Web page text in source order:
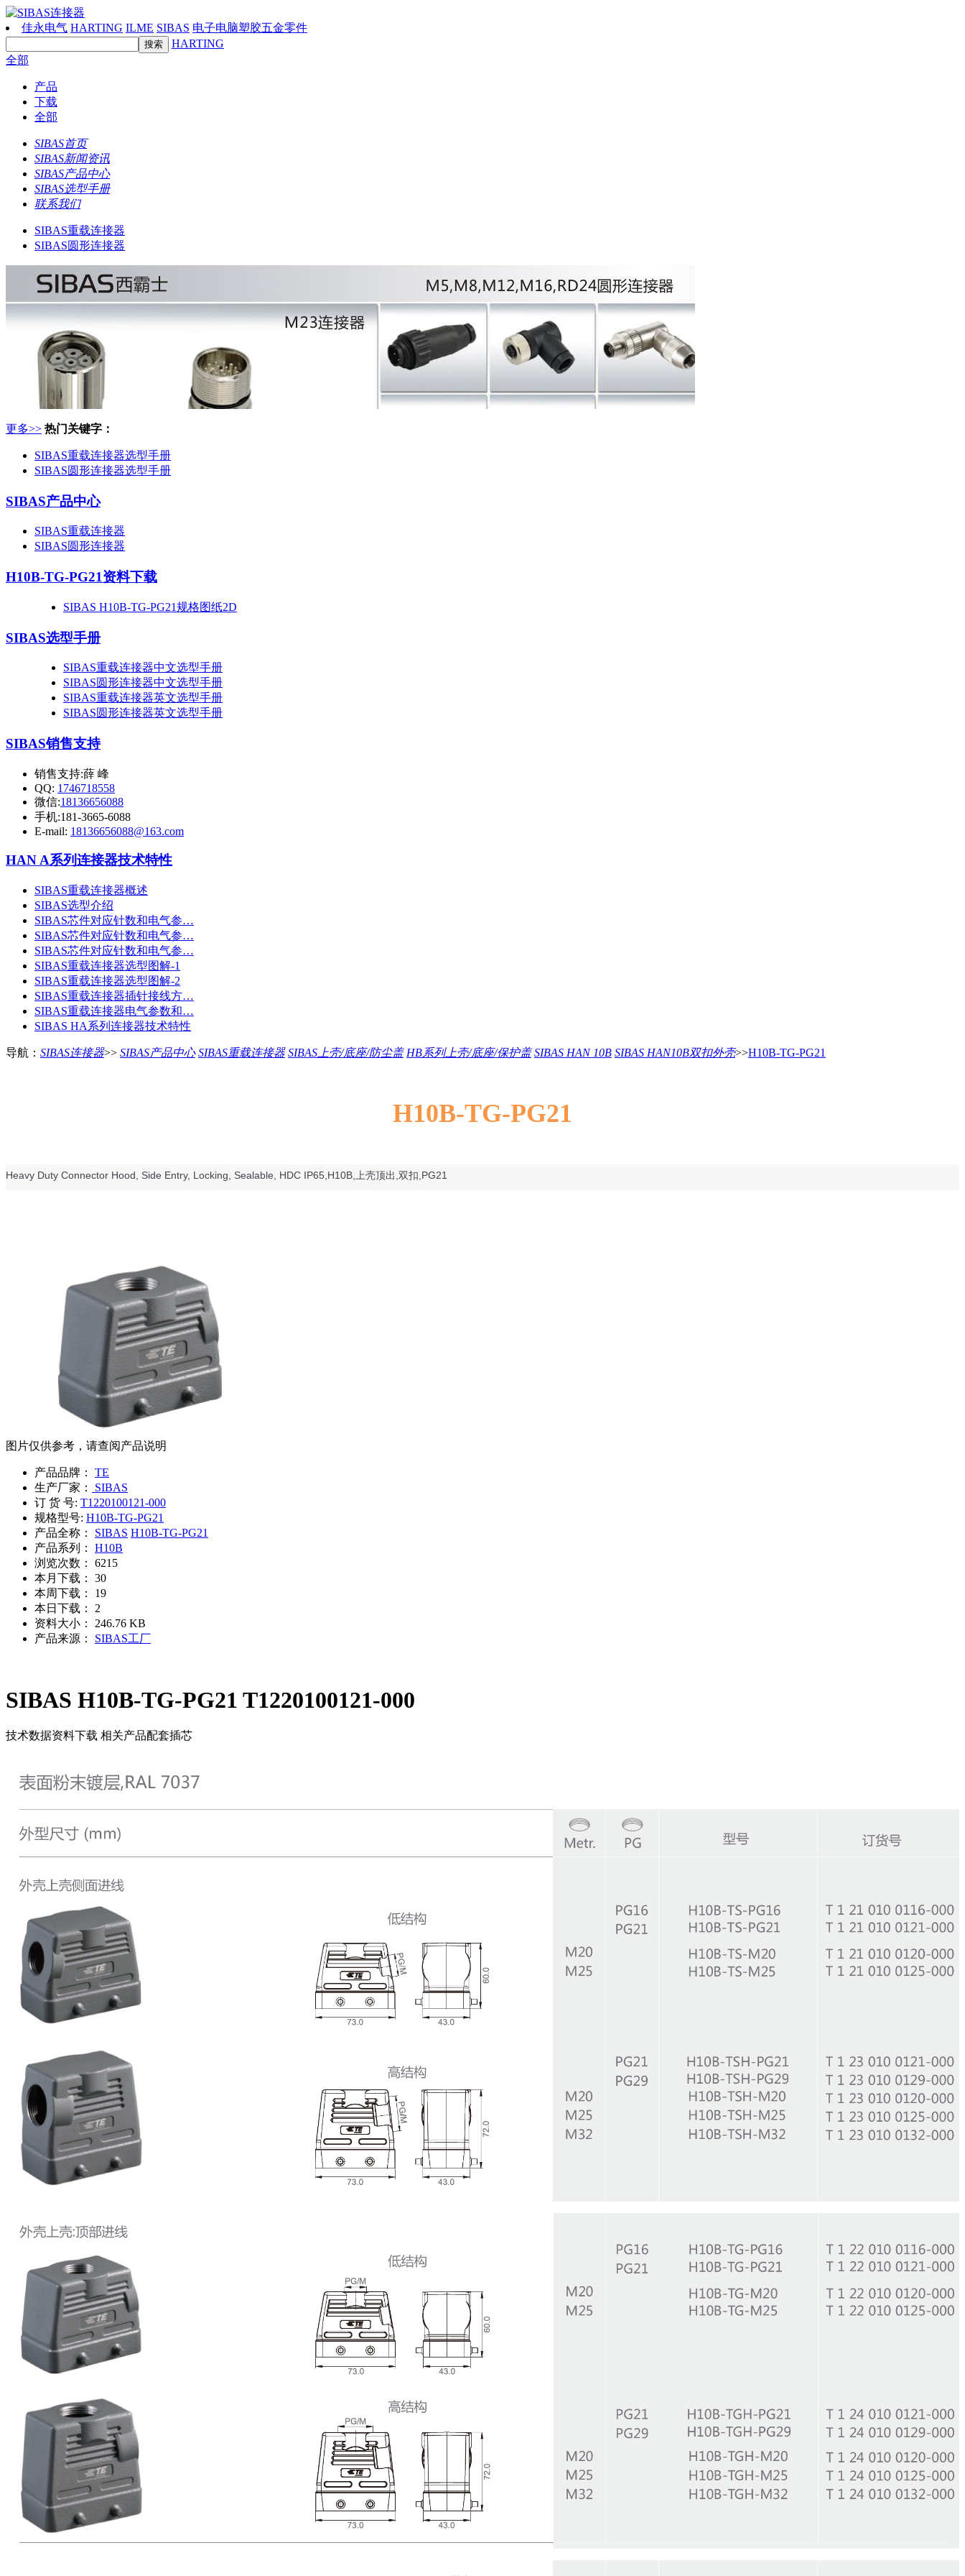
佳永电气 HARTING ILME SIBAS 电子电脑塑胶五金零件
HARTING
全部
产品
下载
全部
SIBAS首页
SIBAS新闻资讯
SIBAS产品中心
SIBAS选型手册
联系我们
SIBAS重载连接器
SIBAS圆形连接器
更多>> 热门关键字：
SIBAS重载连接器选型手册
SIBAS圆形连接器选型手册
SIBAS产品中心
SIBAS重载连接器
SIBAS圆形连接器
H10B-TG-PG21资料下载
SIBAS H10B-TG-PG21规格图纸2D
SIBAS选型手册
SIBAS重载连接器中文选型手册
SIBAS圆形连接器中文选型手册
SIBAS重载连接器英文选型手册
SIBAS圆形连接器英文选型手册
SIBAS销售支持
销售支持:薛 峰
QQ: 1746718558
微信:18136656088
手机:181-3665-6088
E-mail: 18136656088@163.com
HAN A系列连接器技术特性
SIBAS重载连接器概述
SIBAS选型介绍
SIBAS芯件对应针数和电气参…
SIBAS芯件对应针数和电气参…
SIBAS芯件对应针数和电气参…
SIBAS重载连接器选型图解-1
SIBAS重载连接器选型图解-2
SIBAS重载连接器插针接线方…
SIBAS重载连接器电气参数和…
SIBAS HA系列连接器技术特性
导航： SIBAS连接器>> SIBAS产品中心 SIBAS重载连接器 SIBAS上壳/底座/防尘盖 HB系列上壳/底座/保护盖 SIBAS HAN 10B SIBAS HAN10B双扣外壳>>H10B-TG-PG21
H10B-TG-PG21
Heavy Duty Connector Hood, Side Entry, Locking, Sealable, HDC IP65, H10B,上壳顶出,双扣,PG21
图片仅供参考，请查阅产品说明
产品品牌：
TE
生产厂家：
SIBAS
订 货 号: T1220100121-000
规格型号: H10B-TG-PG21
产品全称：
SIBAS H10B-TG-PG21
产品系列：
H10B
浏览次数：
6215
本月下载：
30
本周下载：
19
本日下载：
2
资料大小：
246.76 KB
产品来源：
SIBAS工厂
SIBAS H10B-TG-PG21 T1220100121-000
技术数据资料下载 相关产品配套插芯